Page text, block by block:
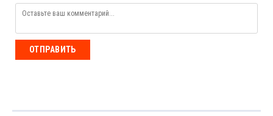
ОТПРАВИТЬ